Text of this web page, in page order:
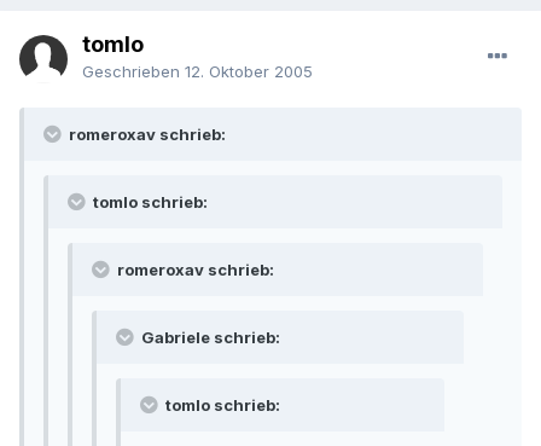
tomlo
Geschrieben 12. Oktober 2005
romeroxav schrieb:
tomlo schrieb:
romeroxav schrieb:
Gabriele schrieb:
tomlo schrieb: